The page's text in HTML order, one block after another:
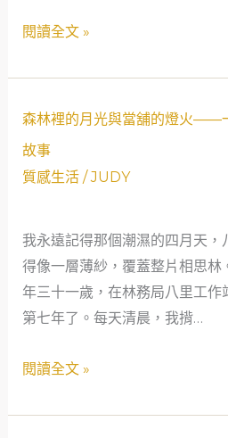
人
嘉
舖
的
護
之
約
那
年，
雨
閱讀全文 »
森林裡的月光與當舖的燈火——
故事
質感生活/JUDY
我永遠記得那個潮濕的四月天，
得像一層薄紗，覆蓋整片相思林
年三十一歲，在林務局八里工作
第七年了。每天清晨，我揹…
森
的
光
與
當
舖
燈
閱讀全文 »